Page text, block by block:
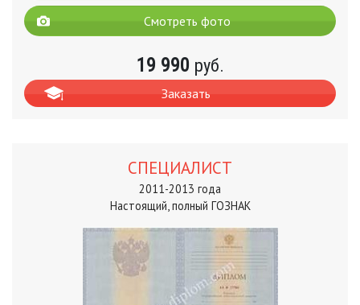
Смотреть фото
19 990 руб.
Заказать
СПЕЦИАЛИСТ
2011-2013 года
Настоящий, полный ГОЗНАК